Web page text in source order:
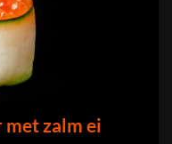
zalm ei